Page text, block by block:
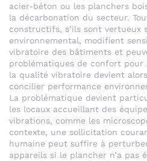
acier-béton ou les planchers
la décarbonation du secteur.
constructifs, s’ils sont vertueux
environnemental, modifient
vibratoire des bâtiments et
problématiques de confort pour
la qualité vibratoire devient
concilier performance
La problématique devient
les locaux accueillant des
vibrations, comme les
contexte, une sollicitation
humaine peut suffire à
appareils si le plancher n’a pas